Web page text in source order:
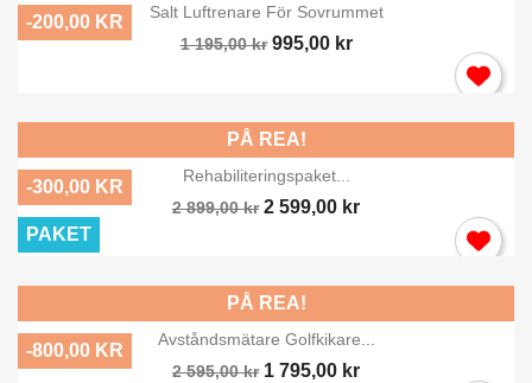
Salt Luftrenare För Sovrummet
1 195,00 kr 995,00 kr
-200,00 KR
Rehabiliteringspaket...
2 899,00 kr 2 599,00 kr
PÅ REA!
-300,00 KR
PAKET
Avståndsmätare Golfkikare...
2 595,00 kr 1 795,00 kr
PÅ REA!
-800,00 KR